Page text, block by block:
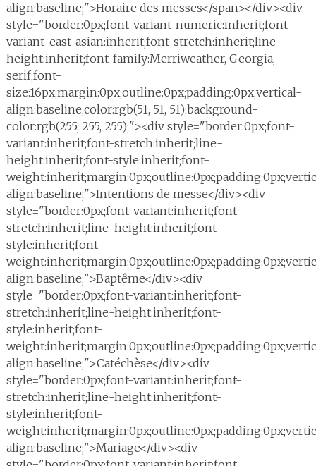
align:baseline;">Horaire des messes</span></div><div
style="border:0px;font-variant-numeric:inherit;font-
variant-east-asian:inherit;font-stretch:inherit;line-
height:inherit;font-family:Merriweather, Georgia,
serif;font-
size:16px;margin:0px;outline:0px;padding:0px;vertical-
align:baseline;color:rgb(51, 51, 51);background-
color:rgb(255, 255, 255);"><div style="border:0px;font-
variant:inherit;font-stretch:inherit;line-
height:inherit;font-style:inherit;font-
align:baseline;">Intentions de messe</div><div
style="border:0px;font-variant:inherit;font-
stretch:inherit;line-height:inherit;font-
style:inherit;font-
align:baseline;">Baptême</div><div
style="border:0px;font-variant:inherit;font-
stretch:inherit;line-height:inherit;font-
style:inherit;font-
align:baseline;">Catéchèse</div><div
style="border:0px;font-variant:inherit;font-
stretch:inherit;line-height:inherit;font-
style:inherit;font-
align:baseline;">Mariage</div><div